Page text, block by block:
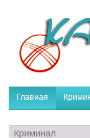
Главная
Криминал